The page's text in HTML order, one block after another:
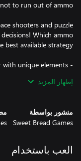
shooters and puzzle
Which ammo
- Beat your own high score in a variety of game modes
إظهار المزيد
منشور بواسطة
Sweet Bread Games
العب باستخدام